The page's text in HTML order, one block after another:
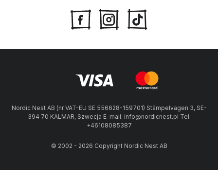
Nordic Nest AB (nr VAT-EU SE 556628-159701) Stämpelvägen 3, SE-
394 70 KALMAR, Szwecja E-mail: info@nordicnest.pl Tel.
+46108085387
© 2002 - 2026 Copyright Nordic Nest AB